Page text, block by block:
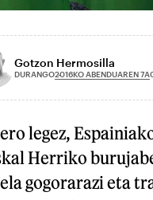
Gotzon Hermosilla
DURANGO2016KO ABENDUAREN 7A
legez,
Herriko
gogorarazi eta